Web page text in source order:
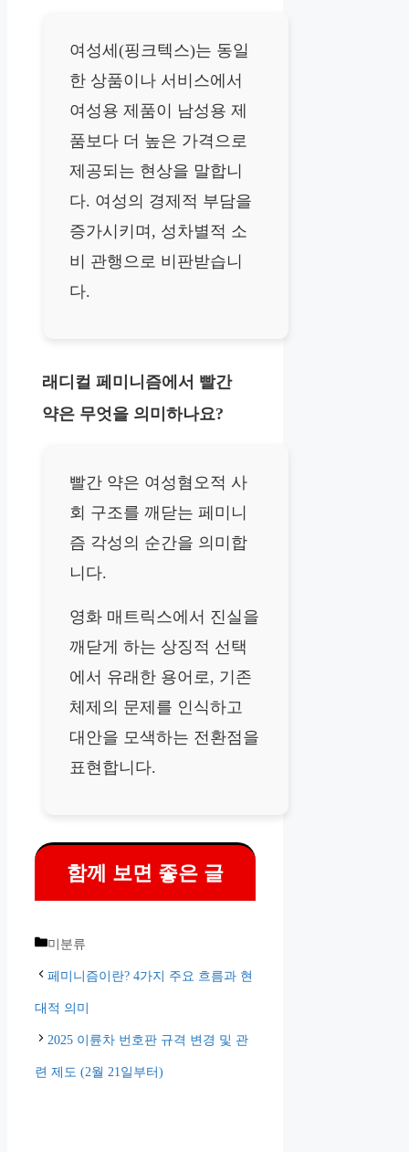
여성세(핑크텍스)는 동일
한 상품이나 서비스에서
여성용 제품이 남성용 제
품보다 더 높은 가격으로
제공되는 현상을 말합니
다. 여성의 경제적 부담을
증가시키며, 성차별적 소
비 관행으로 비판받습니
다.
래디컬 페미니즘에서 빨간
약은 무엇을 의미하나요?
빨간 약은 여성혐오적 사
회 구조를 깨닫는 페미니
즘 각성의 순간을 의미합
니다.
영화 매트릭스에서 진실을
깨닫게 하는 상징적 선택
에서 유래한 용어로, 기존
체제의 문제를 인식하고
대안을 모색하는 전환점을
표현합니다.
함께 보면 좋은 글
카
테
고
리
미분류
페미니즘이란? 4가지 주요 흐름과 현
대적 의미
2025 이륜차 번호판 규격 변경 및 관
련 제도 (2월 21일부터)